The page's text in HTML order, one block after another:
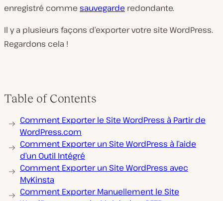
enregistré comme sauvegarde redondante.
Il y a plusieurs façons d’exporter votre site WordPress.
Regardons cela !
Table of Contents
Comment Exporter le Site WordPress à Partir de
WordPress.com
Comment Exporter un Site WordPress à l’aide
d’un Outil Intégré
Comment Exporter un Site WordPress avec
MyKinsta
Comment Exporter Manuellement le Site